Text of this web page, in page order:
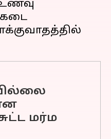
கடை
மர்ம